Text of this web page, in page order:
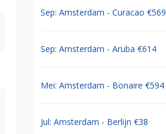
Sep: Amsterdam - Curacao €569
Sep: Amsterdam - Aruba €614
Mei: Amsterdam - Bonaire €594
Jul: Amsterdam - Berlijn €38